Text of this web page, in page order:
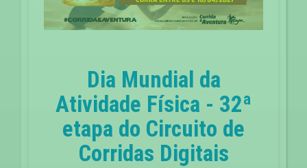
Dia Mundial da
Atividade Física - 32ª
etapa do Circuito de
Corridas Digitais